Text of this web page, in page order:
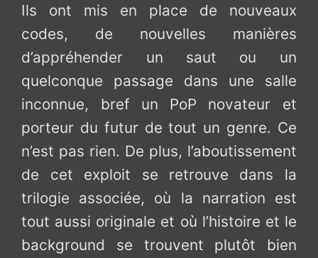
Ils ont mis en place de nouveaux
codes, de nouvelles manières
d’appréhender un saut ou un
quelconque passage dans une salle
inconnue, bref un PoP novateur et
porteur du futur de tout un genre. Ce
n’est pas rien. De plus, l’aboutissement
de cet exploit se retrouve dans la
trilogie associée, où la narration est
tout aussi originale et où l’histoire et le
background se trouvent plutôt bien